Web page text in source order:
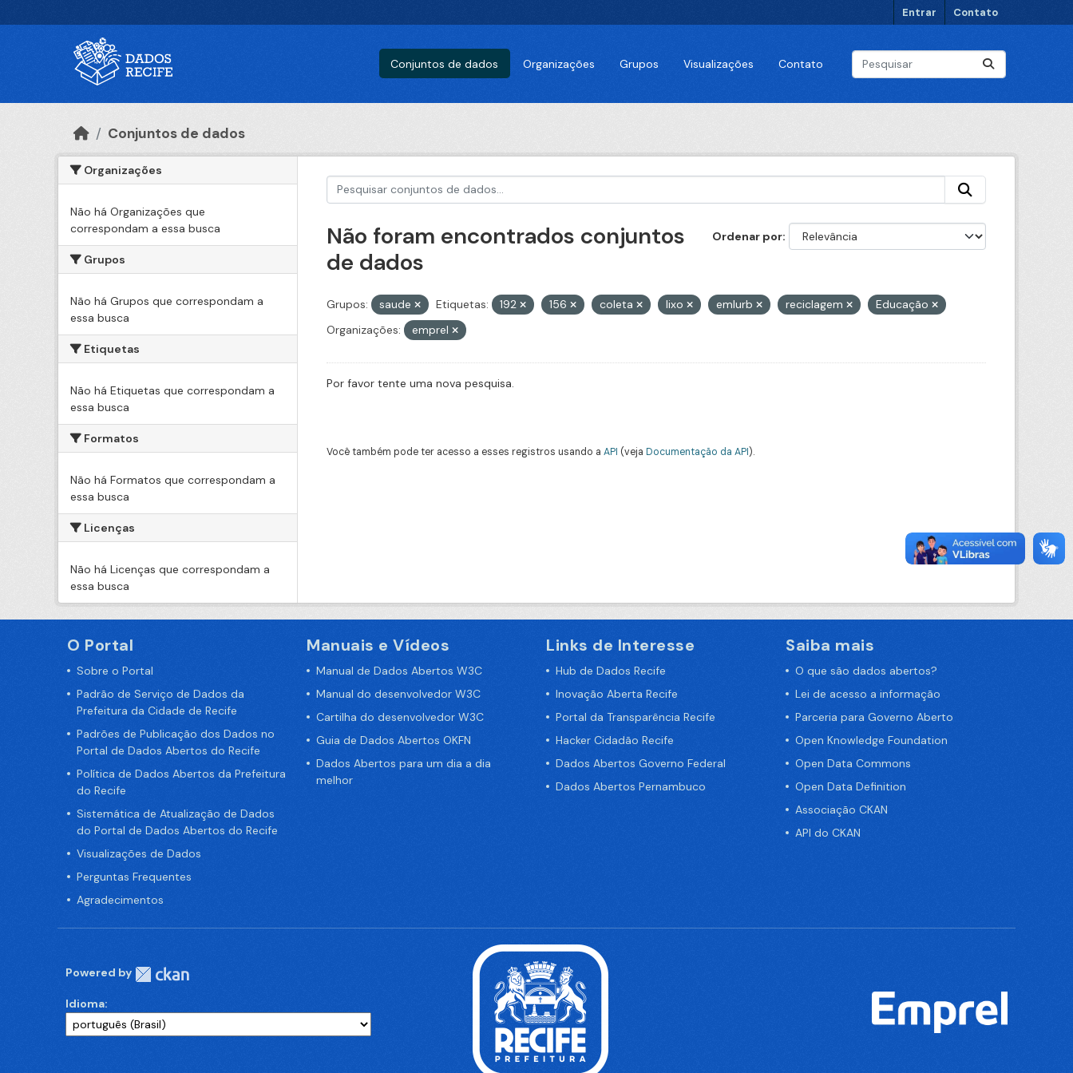
Entrar Contato
Conjuntos de dados Organizações Grupos Visualizações Contato
Conjuntos de dados
Organizações
Não há Organizações que
correspondam a essa busca
Grupos
Não há Grupos que correspondam a
essa busca
Etiquetas
Não há Etiquetas que correspondam a
essa busca
Formatos
Não há Formatos que correspondam a
essa busca
Licenças
Não há Licenças que correspondam a
essa busca
Ordenar por
Não foram encontrados conjuntos
de dados
Grupos: saude Etiquetas: 192 156 coleta lixo emlurb reciclagem
Educação
Organizações:
emprel
Por favor tente uma nova pesquisa.
Você também pode ter acesso a esses registros usando a API (veja Documentação da API).
O Portal
Sobre o Portal
Padrão de Serviço de Dados da
Prefeitura da Cidade de Recife
Padrões de Publicação dos Dados no
Portal de Dados Abertos do Recife
Política de Dados Abertos da Prefeitura
do Recife
Sistemática de Atualização de Dados
do Portal de Dados Abertos do Recife
Visualizações de Dados
Perguntas Frequentes
Agradecimentos
Manuais e Vídeos
Manual de Dados Abertos W3C
Manual do desenvolvedor W3C
Cartilha do desenvolvedor W3C
Guia de Dados Abertos OKFN
Dados Abertos para um dia a dia
melhor
Links de Interesse
Hub de Dados Recife
Inovação Aberta Recife
Portal da Transparência Recife
Hacker Cidadão Recife
Dados Abertos Governo Federal
Dados Abertos Pernambuco
Saiba mais
O que são dados abertos?
Lei de acesso a informação
Parceria para Governo Aberto
Open Knowledge Foundation
Open Data Commons
Open Data Definition
Associação CKAN
API do CKAN
Powered by
Idioma